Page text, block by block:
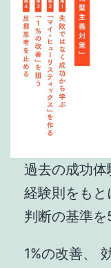
過去の成功体
経験則をもと
判断の基準を
1%の改善、